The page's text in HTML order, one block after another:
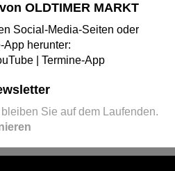
OLDTIMER MARKT
Social-Media-Seiten oder
App herunter:
Termine-App
Sie auf dem Laufenden.